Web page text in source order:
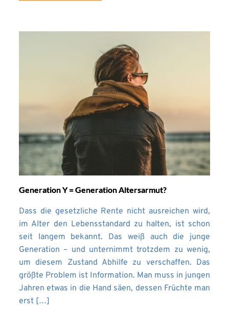
Generation Y = Generation Altersarmut?
Dass die gesetzliche Rente nicht ausreichen wird,
im Alter den Lebensstandard zu halten, ist schon
seit langem bekannt. Das weiß auch die junge
Generation – und unternimmt trotzdem zu wenig,
um diesem Zustand Abhilfe zu verschaffen. Das
größte Problem ist Information. Man muss in jungen
Jahren etwas in die Hand säen, dessen Früchte man
erst […]